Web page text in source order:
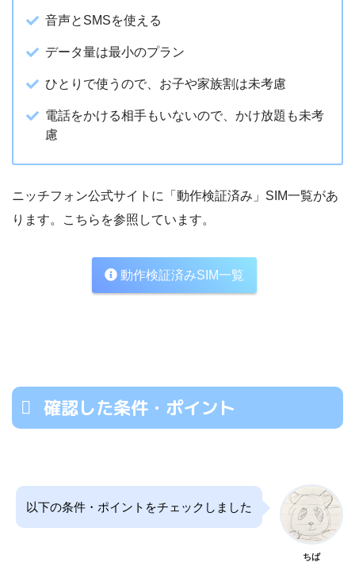
音声とSMSを使える
データ量は最小のプラン
ひとりで使うので、お子や家族割は未考慮
電話をかける相手もいないので、かけ放題も未考
慮
ニッチフォン公式サイトに「動作検証済み」SIM一覧があ
ります。こちらを参照しています。
動作検証済みSIM一覧
確認した条件・ポイント
以下の条件・ポイントをチェックしました
ちば